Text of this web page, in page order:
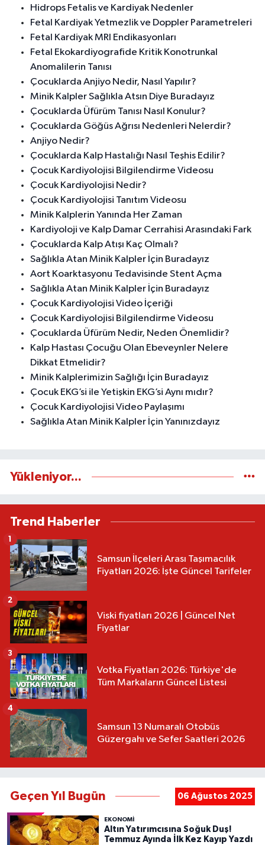
Hidrops Fetalis ve Kardiyak Nedenler
Fetal Kardiyak Yetmezlik ve Doppler Parametreleri
Fetal Kardiyak MRI Endikasyonları
Fetal Ekokardiyografide Kritik Konotrunkal
Anomalilerin Tanısı
Çocuklarda Anjiyo Nedir, Nasıl Yapılır?
Minik Kalpler Sağlıkla Atsın Diye Buradayız
Çocuklarda Üfürüm Tanısı Nasıl Konulur?
Çocuklarda Göğüs Ağrısı Nedenleri Nelerdir?
Anjiyo Nedir?
Çocuklarda Kalp Hastalığı Nasıl Teşhis Edilir?
Çocuk Kardiyolojisi Bilgilendirme Videosu
Çocuk Kardiyolojisi Nedir?
Çocuk Kardiyolojisi Tanıtım Videosu
Minik Kalplerin Yanında Her Zaman
Kardiyoloji ve Kalp Damar Cerrahisi Arasındaki Fark
Çocuklarda Kalp Atışı Kaç Olmalı?
Sağlıkla Atan Minik Kalpler İçin Buradayız
Aort Koarktasyonu Tedavisinde Stent Açma
Sağlıkla Atan Minik Kalpler İçin Buradayız
Çocuk Kardiyolojisi Video İçeriği
Çocuk Kardiyolojisi Bilgilendirme Videosu
Çocuklarda Üfürüm Nedir, Neden Önemlidir?
Kalp Hastası Çocuğu Olan Ebeveynler Nelere
Dikkat Etmelidir?
Minik Kalplerimizin Sağlığı İçin Buradayız
Çocuk EKG’si ile Yetişkin EKG’si Aynı mıdır?
Çocuk Kardiyolojisi Video Paylaşımı
Sağlıkla Atan Minik Kalpler İçin Yanınızdayız
Yükleniyor...
Trend Haberler
Samsun İlçeleri Arası Taşımacılık
Fiyatları 2026: İşte Güncel Tarifeler
1
Viski fiyatları 2026 | Güncel Net
Fiyatlar
2
Votka Fiyatları 2026: Türkiye'de
Tüm Markaların Güncel Listesi
3
Samsun 13 Numaralı Otobüs
Güzergahı ve Sefer Saatleri 2026
4
Geçen Yıl Bugün 06 Ağustos 2025
EKONOMİ
Altın Yatırımcısına Soğuk Duş!
Temmuz Ayında İlk Kez Kayıp Yazdı